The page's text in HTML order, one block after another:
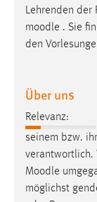
Lehrenden der
moodle . Sie
den
Über uns
Relevanz:
seinem bzw.
verantwortlich.
Moodle
möglichst
Cookie
_fbp
Anbieter:
Facebook